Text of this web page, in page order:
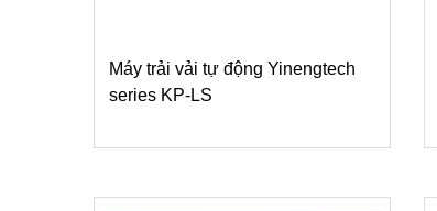
Máy trải vải tự động Yinengtech
series KP-LS